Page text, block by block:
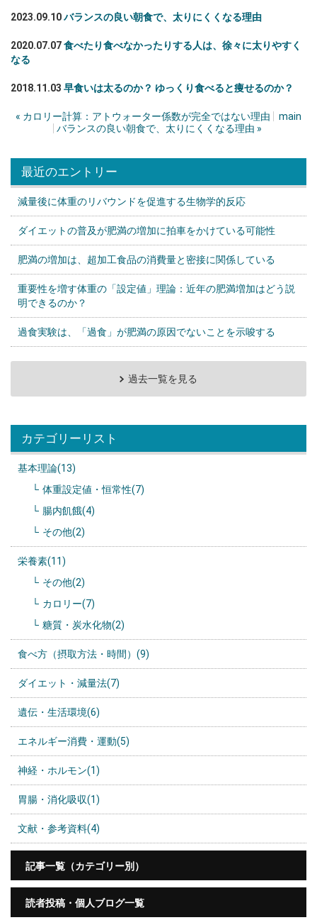
2023.09.10バランスの良い朝食で、太りにくくなる理由
2020.07.07食べたり食べなかったりする人は、徐々に太りやすく
なる
2018.11.03 早食いは太るのか？ ゆっくり食べると痩せるのか？
« カロリー計算：アトウォーター係数が完全ではない理由
main
バランスの良い朝食で、太りにくくなる理由 »
最近のエントリー
減量後に体重のリバウンドを促進する生物学的反応
ダイエットの普及が肥満の増加に拍車をかけている可能性
肥満の増加は、超加工食品の消費量と密接に関係している
重要性を増す体重の「設定値」理論：近年の肥満増加はどう説
明できるのか？
過食実験は、「過食」が肥満の原因でないことを示唆する
過去一覧を見る
カテゴリーリスト
基本理論(13)
体重設定値・恒常性(7)
腸内飢餓(4)
その他(2)
栄養素(11)
その他(2)
カロリー(7)
糖質・炭水化物(2)
食べ方（摂取方法・時間）(9)
ダイエット・減量法(7)
遺伝・生活環境(6)
エネルギー消費・運動(5)
神経・ホルモン(1)
胃腸・消化吸収(1)
文献・参考資料(4)
記事一覧（カテゴリー別）
読者投稿・個人ブログ一覧